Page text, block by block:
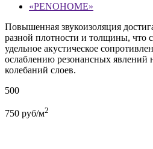
«PENOHOME»
Повышенная звукоизоляция
разной плотности и толщины, что
удельное акустическое
ослаблению резонансных явлений
колебаний слоев.
500
750 руб/м2